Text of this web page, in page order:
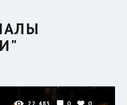
22 485 0 0